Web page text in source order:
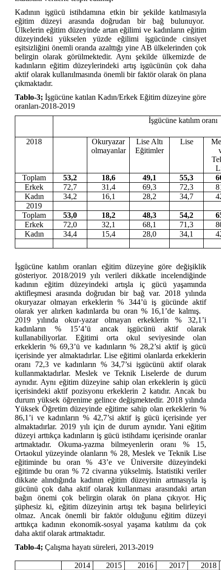
Kadının işgücü istihdamına etkin bir şekilde katılmasıyla
eğitim düzeyi arasında doğrudan bir bağ bulunuyor.
Ülkelerin eğitim düzeyinde artan eğilimi ve kadınların eğitim
düzeyindeki yükselen yüzde eğilimi işgücünde cinsiyet
eşitsizliğini önemli oranda azalttığı yine AB ülkelerinden çok
belirgin olarak görülmektedir. Aynı şekilde ülkemizde de
kadınların eğitim düzeylerindeki artış işgücünün çok daha
aktif olarak kullanılmasında önemli bir faktör olarak ön plana
çıkmaktadır.
Tablo-3; İşgücüne katılan Kadın/Erkek Eğitim düzeyine göre
oranları-2018-2019
İşgücüne katılım oranı
2018
Okuryazar
olmayanlar
Lise Altı
Eğitimler
Lise
Toplam
53,2 18,6 49,1 55,3
Erkek
72,7 31,4 69,3 72,3
Kadın
34,2 16,1 28,2 34,7
2019
Toplam
53,0 18,2 48,3 54,2
Erkek
72,0 32,1 68,1 71,3
Kadın
34,4 15,4 28,0 34,1
İşgücüne katılım oranları eğitim düzeyine göre değişiklik
gösteriyor. 2018/2019 yılı verileri dikkatle incelendiğinde
kadının eğitim düzeyindeki artışla iç gücü yaşamında
aktifleşmesi arasında doğrudan bir bağ var. 2018 yılında
okuryazar olmayan erkeklerin % 344’ü iş gücünde aktif
olarak yer alırken kadınlarda bu oran % 16,1’de kalmış.
2019 yılında okur-yazar olmayan erkeklerin % 32,1’i
kadınların % 15’4’ü ancak işgücünü aktif olarak
kullanabiliyorlar. Eğitimi orta okul seviyesinde olan
erkeklerin % 69,3’ü ve kadınların % 28,2’si aktif iş gücü
içerisinde yer almaktadırlar. Lise eğitimi olanlarda erkeklerin
oranı 72,3 ve kadınların % 34,7’si işgücünü aktif olarak
kullanmaktadırlar. Meslek ve Teknik Liselerde de durum
aynıdır. Aynı eğitim düzeyine sahip olan erkeklerin iş gücü
içerisindeki aktif pozisyonu erkeklerin 2 katıdır. Ancak bu
durum yüksek öğrenime gelince değişmektedir. 2018 yılında
Yüksek Öğretim düzeyinde eğitime sahip olan erkeklerin %
86,1’i ve kadınların % 42,7’si aktif iş gücü içerisinde yer
almaktadırlar. 2019 yılı için de durum aynıdır. Yani eğitim
düzeyi arttıkça kadınların iş gücü istihdamı içerisinde oranlar
artmaktadır. Okuma-yazma bilmeyenlerin oranı % 15,
Ortaokul yüzeyinde olanların % 28, Meslek ve Teknik Lise
eğitiminde bu oran % 43’e ve Üniversite düzeyindeki
eğitimde bu oran % 72 civarına yükselmiş. İstatistiki veriler
dikkate alındığında kadının eğitim düzeyinin artmasıyla iş
gücünü çok daha aktif olarak kullanması arasındaki artan
bağın önemi çok belirgin olarak ön plana çıkıyor. Hiç
şüphesiz ki, eğitim düzeyinin artışı tek başına belirleyici
olmaz. Ancak önemli bir faktör olduğunu eğitim düzeyi
arttıkça kadının ekonomik-sosyal yaşama katılımı da çok
daha aktif olarak artmaktadır.
Tablo-4; Çalışma hayatı süreleri, 2013-2019
2014 2015 2016 2017
2018